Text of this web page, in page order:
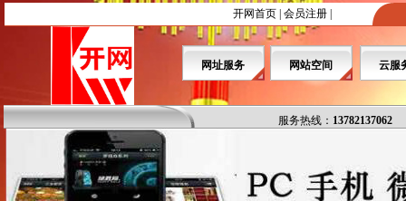
开网首页 会员注册
网址服务 网站空间 云服
服务热线： 13782137062